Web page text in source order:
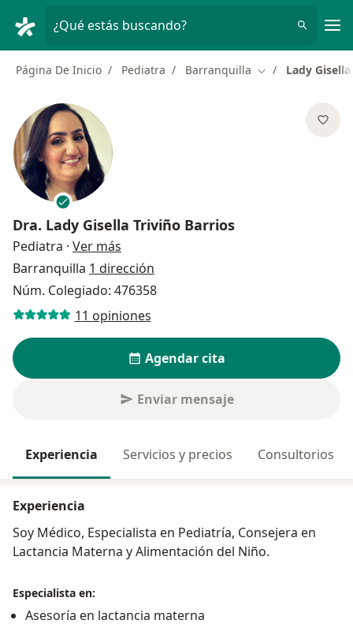
¿Qué estás buscando?
Página De Inicio Pediatra Barranquilla Cambiar de
Lady
Dra. Lady Gisella Triviño Barrios
Pediatra · Ver más
Barranquilla 1 dirección
Núm. Colegiado: 476358
11 opiniones
Agendar cita
Enviar mensaje
Experiencia Servicios y precios Consultorios
Experiencia
Soy Médico, Especialista en Pediatría, Consejera en
Lactancia Materna y Alimentación del Niño.
Especialista en:
Asesoría en lactancia materna